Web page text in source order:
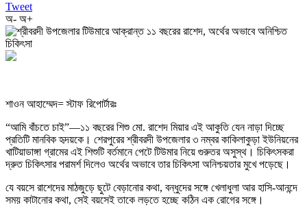
Tweet
অ- অ+
শাওন আহাম্মেদ= স্টাফ রিপোর্টারঃ
“আমি বাঁচতে চাই”—১১ বছরের শিশু মো. রাশেদ মিয়ার এই আকুতি যেন নাড়া দিচ্ছে
প্রতিটি মানবিক হৃদয়কে। শেরপুরের শ্রীবরদী উপজেলার ৩ নম্বর কাকিলাকুড়া ইউনিয়নের
খাটিয়াডাঙ্গা গ্রামের এই শিশুটি বর্তমানে পেটে টিউমার নিয়ে গুরুতর অসুস্থ। চিকিৎসকরা
দ্রুত চিকিৎসার পরামর্শ দিলেও অর্থের অভাবে তার চিকিৎসা অনিশ্চয়তার মুখে পড়েছে।
যে বয়সে রাশেদের মাঠজুড়ে ছুটে বেড়ানোর কথা, বন্ধুদের সঙ্গে খেলাধুলা আর হাসি-আনন্দে
সময় কাটানোর কথা, সেই বয়সেই তাকে লড়তে হচ্ছে কঠিন এক রোগের সঙ্গে।